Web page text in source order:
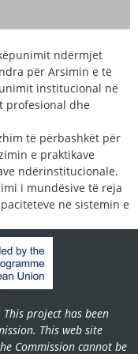
ndërmjet
për Arsimin e të
institucional në
profesional dhe
të përbashkët për
e praktikave
ndërinstitucionale.
i mundësive të reja
në sistemin e
project has been
This web site
Commission cannot be